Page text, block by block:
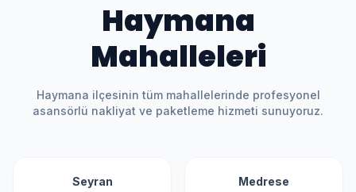
Haymana
Mahalleleri
Haymana ilçesinin tüm mahallelerinde profesyonel
asansörlü nakliyat ve paketleme hizmeti sunuyoruz.
Seyran Medrese